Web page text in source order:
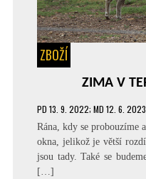
ZBOŽÍ
ZIMA V
PD 13. 9. 2022; MD 12. 6. 2023
Rána, kdy se probouzíme
okna, jelikož je větší
jsou tady. Také se
[…]